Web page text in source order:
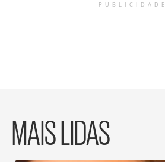
PUBLICIDADE
MAIS LIDAS